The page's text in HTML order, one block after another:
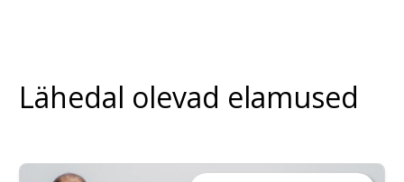
Lähedal olevad elamused